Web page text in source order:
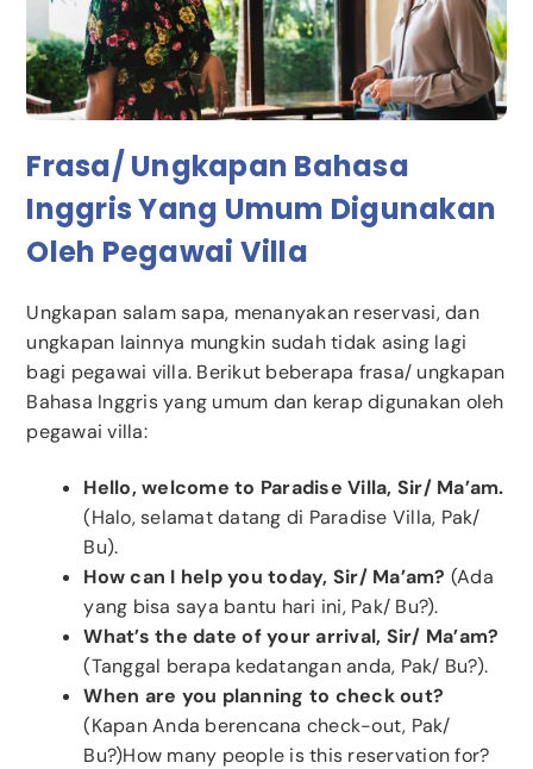
Frasa/ Ungkapan Bahasa
Inggris Yang Umum Digunakan
Oleh Pegawai Villa
Ungkapan salam sapa, menanyakan reservasi, dan
ungkapan lainnya mungkin sudah tidak asing lagi
bagi pegawai villa. Berikut beberapa frasa/ ungkapan
Bahasa Inggris yang umum dan kerap digunakan oleh
pegawai villa:
Hello, welcome to Paradise Villa, Sir/ Ma’am.
(Halo, selamat datang di Paradise Villa, Pak/
Bu).
How can I help you today, Sir/ Ma’am? (Ada
yang bisa saya bantu hari ini, Pak/ Bu?).
What’s the date of your arrival, Sir/ Ma’am?
(Tanggal berapa kedatangan anda, Pak/ Bu?).
When are you planning to check out?
(Kapan Anda berencana check-out, Pak/
Bu?)How many people is this reservation for?